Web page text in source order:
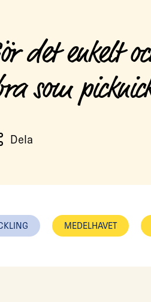
det enkelt
som
Dela
MEDELHAVET